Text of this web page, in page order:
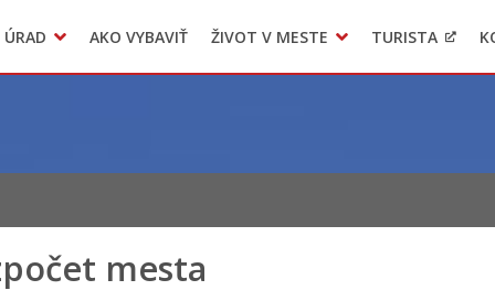
Transparentné mesto
Voľba hlavného kontrolóra mesta Levoča
AKO VYBAVIŤ ŽIVOT V MESTE
LIMKA
TURISTA
mesta